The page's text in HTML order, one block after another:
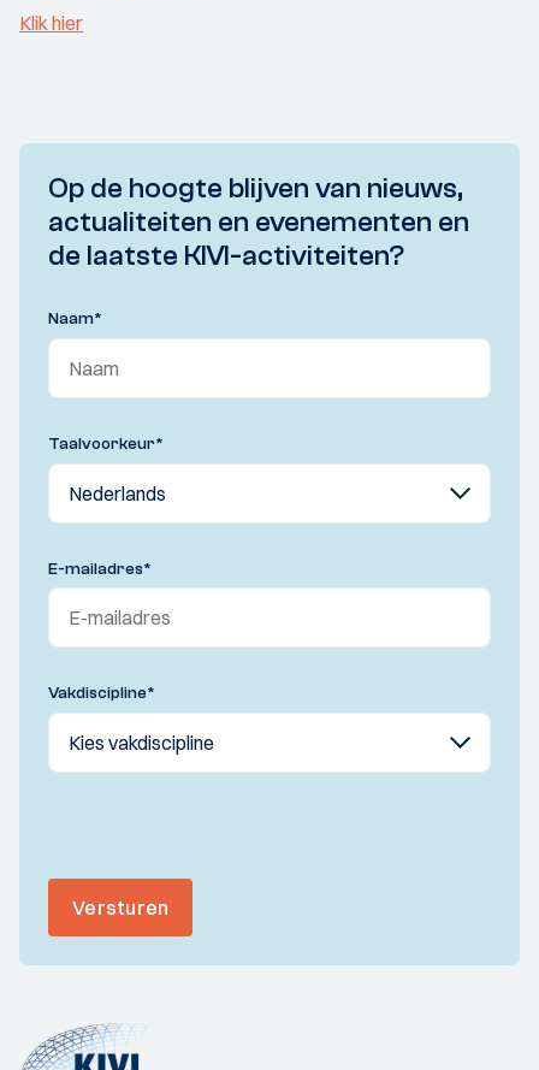
Klik hier
Op de hoogte blijven van nieuws,
actualiteiten en evenementen en
de laatste KIVI-activiteiten?
Naam*
Taalvoorkeur*
E-mailadres*
Vakdiscipline*
Versturen